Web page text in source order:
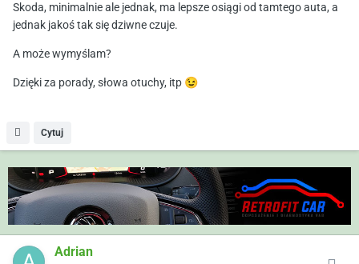
Skoda, minimalnie ale jednak, ma lepsze osiągi od tamtego auta, a
jednak jakoś tak się dziwne czuje.
A może wymyślam?
Dzięki za porady, słowa otuchy, itp 😉
Cytuj
Adrian